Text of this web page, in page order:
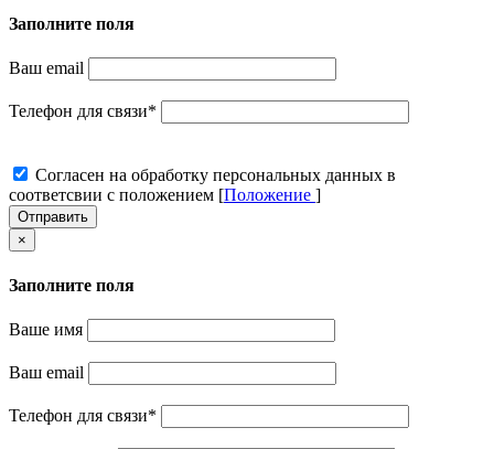
Заполните поля
Ваш email
Телефон для связи*
Cогласен на обработку персональных данных в
соответсвии с положением [Положение ]
Отправить
×
Заполните поля
Ваше имя
Ваш email
Телефон для связи*